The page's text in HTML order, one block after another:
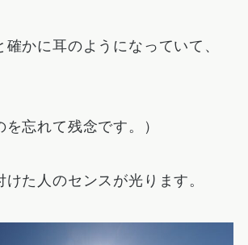
かに耳のようになっていて、
を忘れて残念です。）
けた人のセンスが光ります。